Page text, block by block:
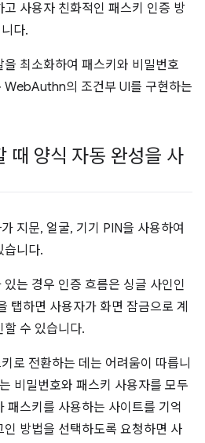
사용자 친화적인 패스키 인증 방
다.
최소화하여 패스키와 비밀번호
WebAuthn의 조건부 UI를 구현하는
때 양식 자동 완성을 사
지문, 얼굴, 기기 PIN을 사용하여
습니다.
는 경우 인증 흐름은 싱글 사인인
탭하면 사용자가 화면 잠금으로 계
할 수 있습니다.
로 전환하는 데는 어려움이 따릅니
비밀번호와 패스키 사용자를 모두
패스키를 사용하는 사이트를 기억
방법을 선택하도록 요청하면 사